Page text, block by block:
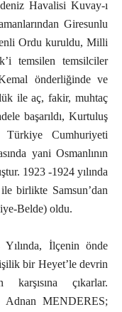
Havalisi Kuvay-ı
Giresunlu
Ordu kuruldu, Milli
temsilen temsilciler
önderliğinde ve
ile aç, fakir, muhtaç
başarıldı, Kurtuluş
Türkiye Cumhuriyeti
yani Osmanlının
1923 -1924 yılında
birlikte Samsun’dan
Belde) oldu.
İlçenin önde
bir Heyet’le devrin
karşısına çıkarlar.
Adnan MENDERES;